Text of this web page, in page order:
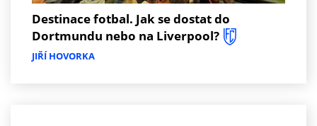
Destinace fotbal. Jak se dostat do
Dortmundu nebo na Liverpool?
JIŘÍ HOVORKA